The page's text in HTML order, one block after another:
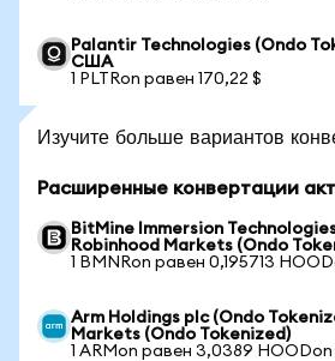
Palantir Technologies (Ondo
США
1 PLTRon равен 170,22 $
Изучите больше вариантов
Расширенные конвертации
BitMine Immersion
Robinhood Markets (Ondo
1 BMNRon равен 0,195713
Arm Holdings plc (Ondo
Markets (Ondo Tokenized)
1 ARMon равен 3,0389 HOODon